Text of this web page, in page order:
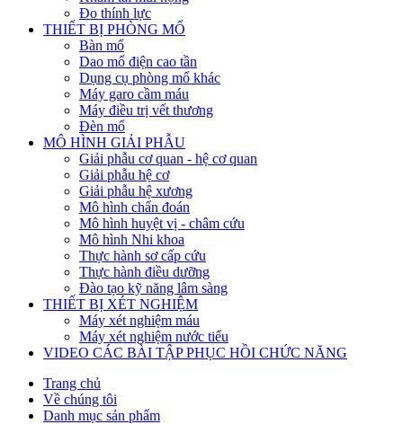
Đo thính lực
THIẾT BỊ PHÒNG MỔ
Bàn mổ
Dao mổ điện cao tần
Dụng cụ phòng mổ khác
Máy garo cầm máu
Máy điều trị vết thương
Đèn mổ
MÔ HÌNH GIẢI PHẪU
Giải phẫu cơ quan - hệ cơ quan
Giải phẫu hệ cơ
Giải phẫu hệ xương
Mô hình chẩn đoán
Mô hình huyệt vị - châm cứu
Mô hình Nhi khoa
Thực hành sơ cấp cứu
Thực hành điều dưỡng
Đào tạo kỹ năng lâm sàng
THIẾT BỊ XÉT NGHIỆM
Máy xét nghiệm máu
Máy xét nghiệm nước tiểu
VIDEO CÁC BÀI TẬP PHỤC HỒI CHỨC NĂNG
Trang chủ
Về chúng tôi
Danh mục sản phẩm